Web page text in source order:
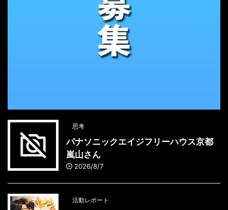
思考
パナソニックエイジフリーハウス京都
嵐山さん
2026/8/7
活動レポート